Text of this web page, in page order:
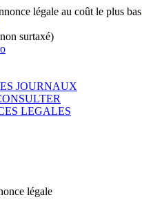
légale au coût le plus bas
surtaxé)
JOURNAUX
LEGALES
légale